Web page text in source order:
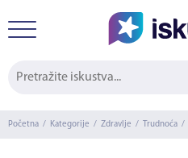
Početna / Kategorije / Zdravlje / Trudnoća /